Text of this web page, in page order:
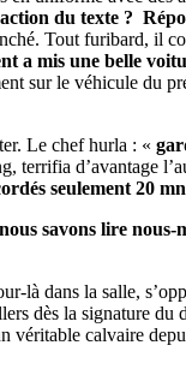
du texte ?
Tout furibard, il
a mis une belle
sur le véhicule du
Le chef hurla : «
terrifia d’avantage
seulement 20 mn
nous savons lire nous-
là dans la salle,
dès la signature du
véritable calvaire